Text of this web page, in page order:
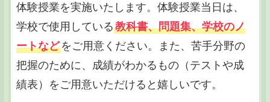
体験授業を実施いたします。体験授業当日は、
学校で使用している教科書、問題集、学校のノ
ートなどをご用意ください。また、苦手分野の
把握のために、成績がわかるもの（テストや成
績表）をご用意いただけると嬉しいです。